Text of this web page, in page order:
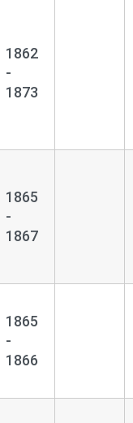
1862
-
1873
1865
-
1867
1865
-
1866